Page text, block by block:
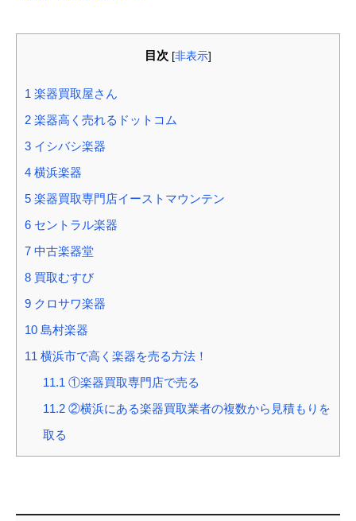
目次 [非表示]
1 楽器買取屋さん
2 楽器高く売れるドットコム
3 イシバシ楽器
4 横浜楽器
5 楽器買取専門店イーストマウンテン
6 セントラル楽器
7 中古楽器堂
8 買取むすび
9 クロサワ楽器
10 島村楽器
11 横浜市で高く楽器を売る方法！
11.1①楽器買取専門店で売る
11.2②横浜にある楽器買取業者の複数から見積もりを
取る